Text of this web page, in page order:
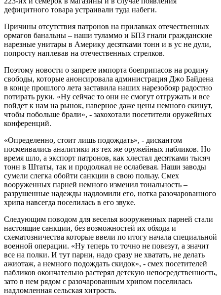
дефицитного товара устраивали туда набеги.
Причины отсутствия патронов на прилавках отечественных
ормагов банальны – наши туламмо и БПЗ гнали гражданские
нарезные унитары в Америку десятками тонн и в ус не дули,
попросту наплевав на отечественных стрелков.
Поэтому новости о запрете импорта боеприпасов на родину
свободы, которые анонсировала администрация Джо Байдена
в конце прошлого лета заставила наших нарезобояр радостно
потирать руки. «Ну сейчас то они не смогут отгружать и все
пойдет к нам на рынок, наверное даже цены немного скинут,
чтобы побольше брали», - захохотали посетители оружейных
конференций.
«Определенно, стоит лишь подождать», - дискантом
посмеивались аналитики из тех же оружейных пабликов. Но
время шло, а экспорт патронов, как хлестал десятками тысяч
тонн в Штаты, так и продолжал не ослабевая. Наши заводы
сумели слегка обойти санкции в свою пользу. Смех
вооруженных парней немного изменил тональность –
разрушенные надежды надломили его, нотка разочарованного
хрипа навсегда поселилась в его звуке.
Следующим поводом для веселья вооруженных парней стали
настоящие санкции, без возможностей их обхода и
схематозничества которые ввели по итогу начала специальной
военной операции. «Ну теперь то точно не повезут, а значит
все на полки. И тут парни, надо сразу не хватать, не делать
ажиотаж, а немного подождать скидок», - смех посетителей
пабликов окончательно растерял детскую непосредственность,
зато в нем рядом с разочарованным хрипом поселилась
надломленная сельская хитрость.